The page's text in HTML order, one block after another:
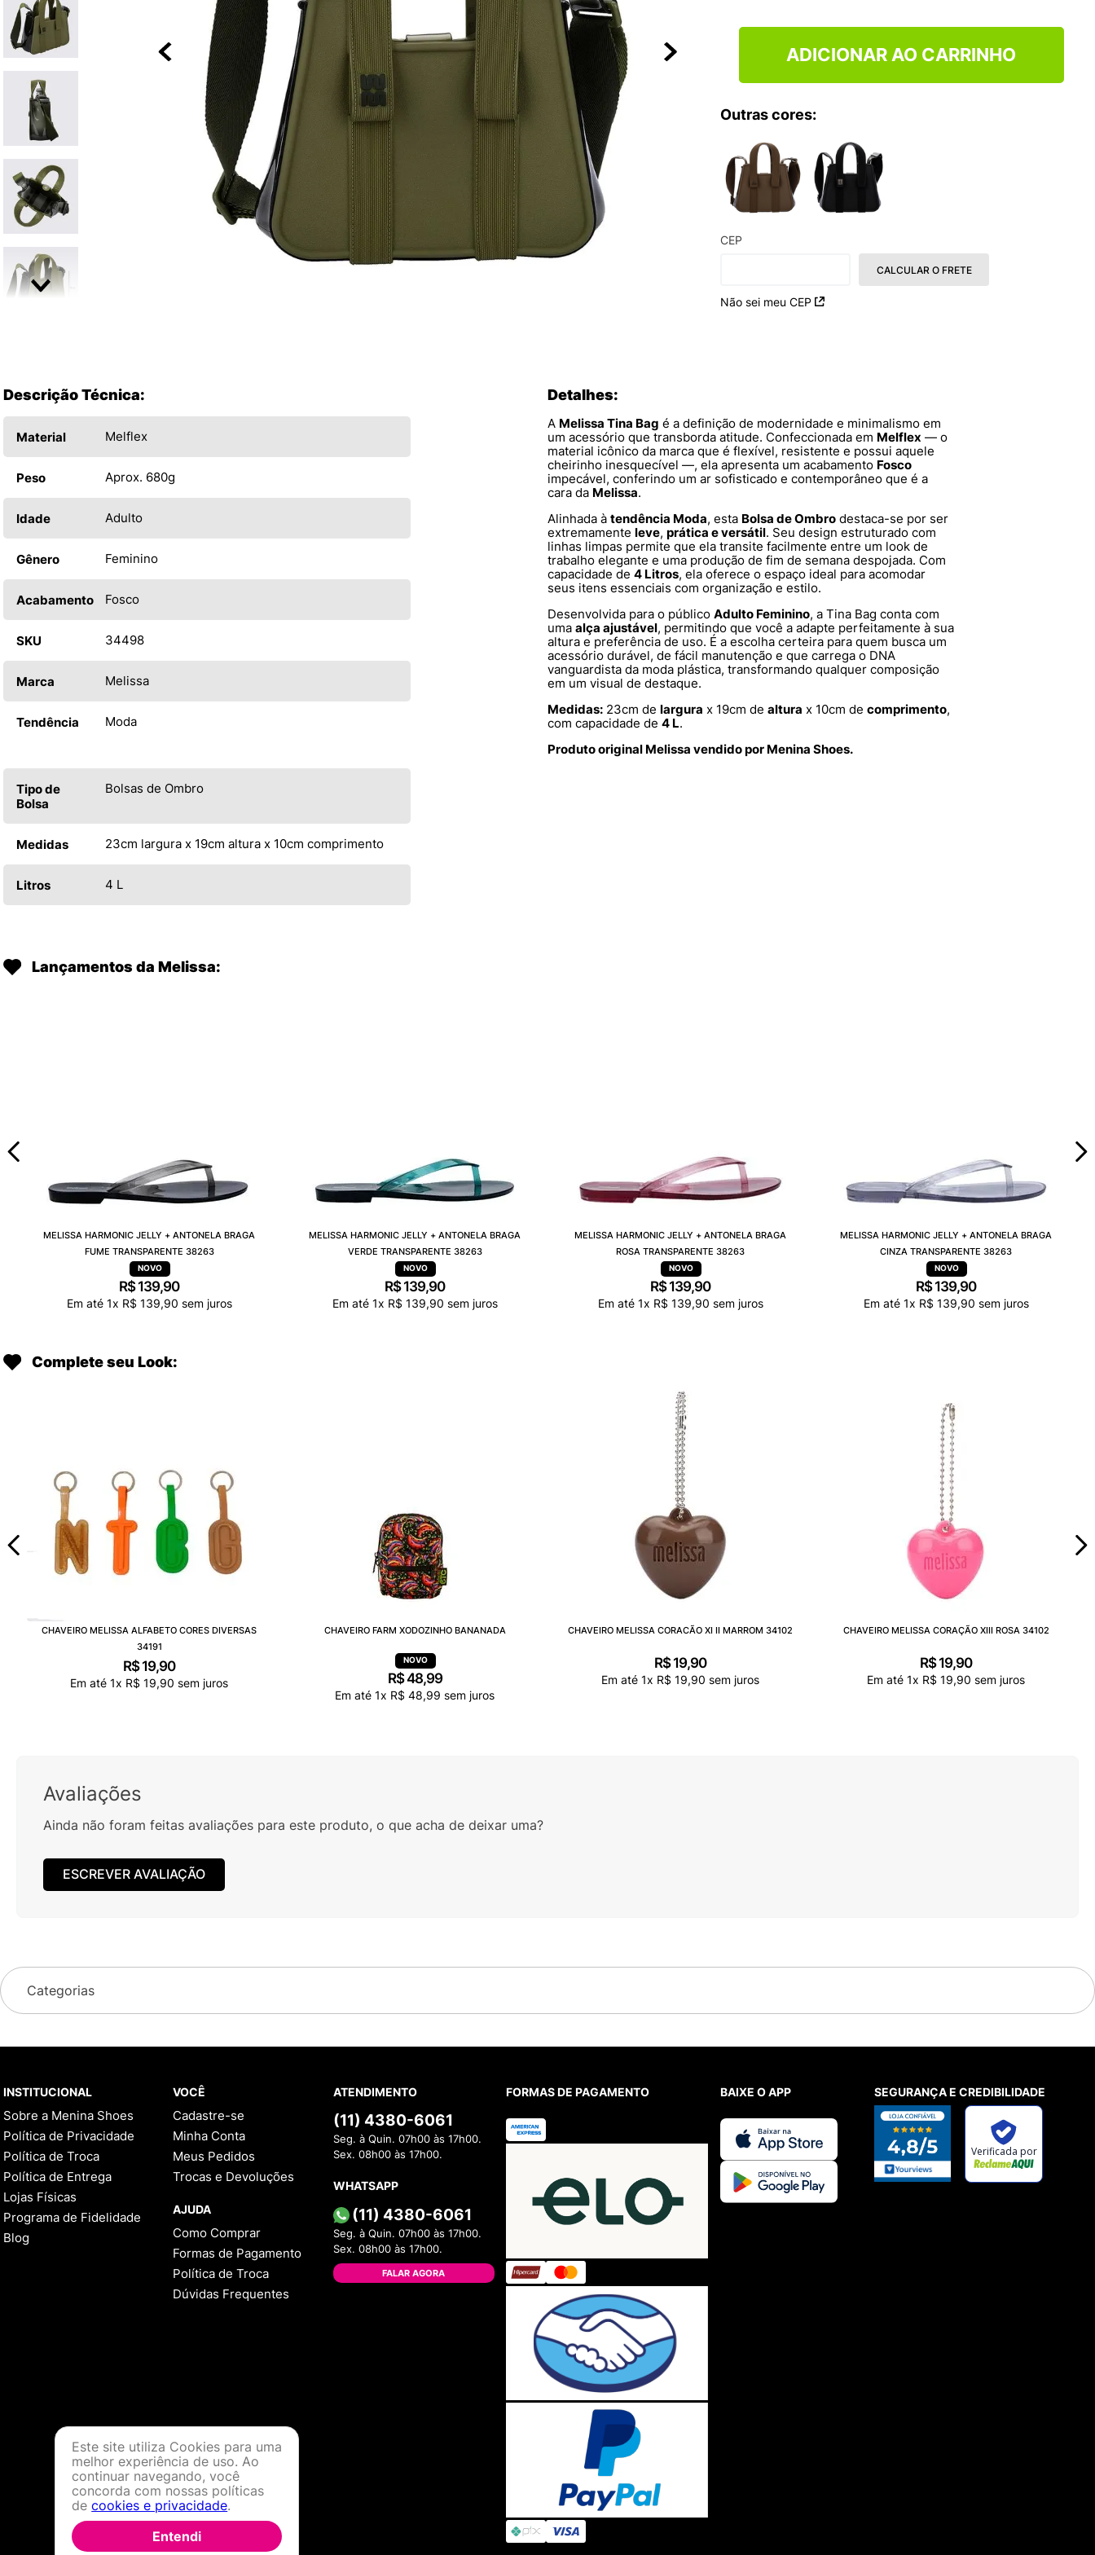
ADICIONAR AO CARRINHO
Outras cores:
CEP
Não sei meu CEP
CALCULAR O FRETE
Descrição Técnica:
Material Melflex
Peso Aprox. 680g
Idade Adulto
Gênero Feminino
Acabamento Fosco
SKU 34498
Marca Melissa
Tendência Moda
Tipo de
Bolsa
Bolsas de Ombro
Medidas 23cm largura x 19cm altura x 10cm comprimento
Litros 4 L
Detalhes:
A Melissa Tina Bag é a definição de modernidade e minimalismo em
um acessório que transborda atitude. Confeccionada em Melflex — o
material icônico da marca que é flexível, resistente e possui aquele
cheirinho inesquecível —, ela apresenta um acabamento Fosco
impecável, conferindo um ar sofisticado e contemporâneo que é a
cara da Melissa.
Alinhada à tendência Moda, esta Bolsa de Ombro destaca-se por ser
extremamente leve, prática e versátil. Seu design estruturado com
linhas limpas permite que ela transite facilmente entre um look de
trabalho elegante e uma produção de fim de semana despojada. Com
capacidade de 4 Litros, ela oferece o espaço ideal para acomodar
seus itens essenciais com organização e estilo.
Desenvolvida para o público Adulto Feminino, a Tina Bag conta com
uma alça ajustável, permitindo que você a adapte perfeitamente à sua
altura e preferência de uso. É a escolha certeira para quem busca um
acessório durável, de fácil manutenção e que carrega o DNA
vanguardista da moda plástica, transformando qualquer composição
em um visual de destaque.
Medidas: 23cm de largura x 19cm de altura x 10cm de comprimento,
com capacidade de 4 L.
Produto original Melissa vendido por Menina Shoes.
Lançamentos da Melissa:
MELISSA HARMONIC JELLY + ANTONELA BRAGA
FUME TRANSPARENTE 38263
R$ 139,90
Em até 1x R$ 139,90 sem juros
MELISSA HARMONIC JELLY + ANTONELA BRAGA
VERDE TRANSPARENTE 38263
R$ 139,90
Em até 1x R$ 139,90 sem juros
MELISSA HARMONIC JELLY + ANTONELA BRAGA
ROSA TRANSPARENTE 38263
R$ 139,90
Em até 1x R$ 139,90 sem juros
MELISSA HARMONIC JELLY + ANTONELA BRAGA
CINZA TRANSPARENTE 38263
R$ 139,90
Em até 1x R$ 139,90 sem juros
Complete seu Look:
CHAVEIRO MELISSA ALFABETO CORES DIVERSAS
34191
R$ 19,90
Em até 1x R$ 19,90 sem juros
CHAVEIRO FARM XODOZINHO BANANADA
R$48,99
Em até 1x R$ 48,99 sem juros
CHAVEIRO MELISSA CORACÃO XI II MARROM 34102
R$ 19,90
Em até 1x R$ 19,90 sem juros
CHAVEIRO MELISSA CORAÇÃO XIII ROSA 34102
R$ 19,90
Em até 1x R$ 19,90 sem juros
Avaliações
Ainda não foram feitas avaliações para este produto, o que acha de deixar uma?
ESCREVER AVALIAÇÃO
Categorias
INSTITUCIONAL
Sobre a Menina Shoes
Política de Privacidade
Política de Troca
Política de Entrega
Lojas Físicas
Programa de Fidelidade
Blog
VOCÊ
Cadastre-se
Minha Conta
Meus Pedidos
Trocas e Devoluções
AJUDA
Como Comprar
Formas de Pagamento
Política de Troca
Dúvidas Frequentes
ATENDIMENTO
(11) 4380-6061
Seg. à Quin. 07h00 às 17h00.
Sex. 08h00 às 17h00.
WHATSAPP
(11) 4380-6061
Seg. à Quin. 07h00 às 17h00.
Sex. 08h00 às 17h00.
FALAR AGORA
FORMAS DE PAGAMENTO BAIXE O APP SEGURANÇA E CREDIBILIDADE
Este site utiliza Cookies para uma
melhor experiência de uso. Ao
continuar navegando, você
concorda com nossas políticas
decookies e privacidade.
Entendi